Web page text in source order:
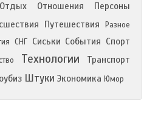
Отдых Отношения Персоны
Путешествия
Разное
СНГ Сиськи События Спорт
Технологии Транспорт
Штуки Экономика Юмор